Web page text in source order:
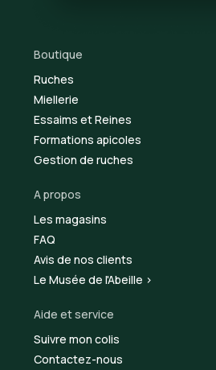
Boutique
Ruches
Miellerie
Essaims et Reines
Formations apicoles
Gestion de ruches
A propos
Les magasins
FAQ
Avis de nos clients
Le Musée de l'Abeille >
Aide et service
Suivre mon colis
Contactez-nous